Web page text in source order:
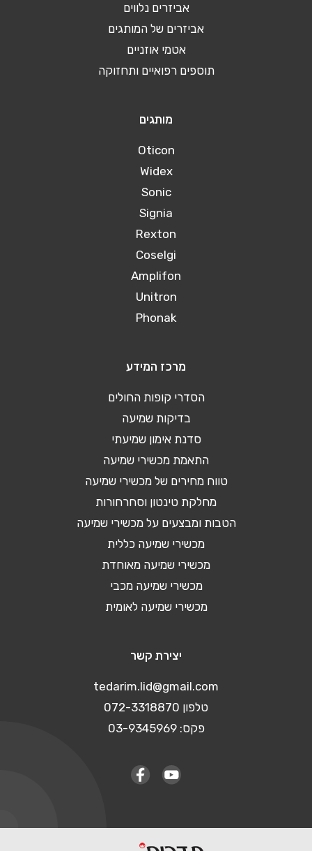
אביזרים נלווים
אביזרים של המותגים
אטמי אוזניים
תוספים רפואיים ותחזוקה
מותגים
Oticon
Widex
Sonic
Signia
Rexton
Coselgi
Amplifon
Unitron
Phonak
מרכז המידע
הסדרי קופות החולים
בדיקות שמיעה
סדנת אימון שמיעתי
התאמת מכשירי שמיעה
טווח מחירים של מכשירי שמיעה
מחלקת טינטון וסחרחורות
הטבות ומבצעים על מכשירי שמיעה
מכשירי שמיעה כללית
מכשירי שמיעה מאוחדת
מכשירי שמיעה מכבי
מכשירי שמיעה לאומית
יצירת קשר
tedarim.lid@gmail.com
טלפון 072-3318870
פקס: 03-9345969